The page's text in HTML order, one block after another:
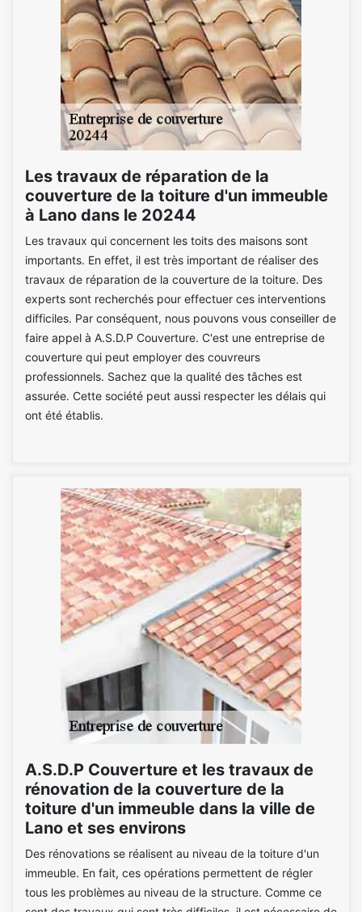
Les travaux de réparation de la
couverture de la toiture d'un immeuble
à Lano dans le 20244
Les travaux qui concernent les toits des maisons sont
importants. En effet, il est très important de réaliser des
travaux de réparation de la couverture de la toiture. Des
experts sont recherchés pour effectuer ces interventions
difficiles. Par conséquent, nous pouvons vous conseiller de
faire appel à A.S.D.P Couverture. C'est une entreprise de
couverture qui peut employer des couvreurs
professionnels. Sachez que la qualité des tâches est
assurée. Cette société peut aussi respecter les délais qui
ont été établis.
A.S.D.P Couverture et les travaux de
rénovation de la couverture de la
toiture d'un immeuble dans la ville de
Lano et ses environs
Des rénovations se réalisent au niveau de la toiture d'un
immeuble. En fait, ces opérations permettent de régler
tous les problèmes au niveau de la structure. Comme ce